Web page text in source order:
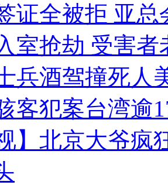
证全被拒 亚总
室抢劫 受害者
兵酒驾撞死人
客犯案台湾逾
】北京大爷